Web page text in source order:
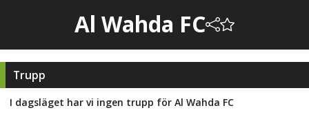
Al Wahda FC
Trupp
I dagsläget har vi ingen trupp för Al Wahda FC